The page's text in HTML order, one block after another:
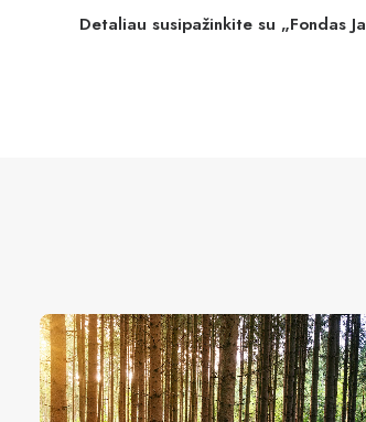
Detaliau susipažinkite su „Fondas